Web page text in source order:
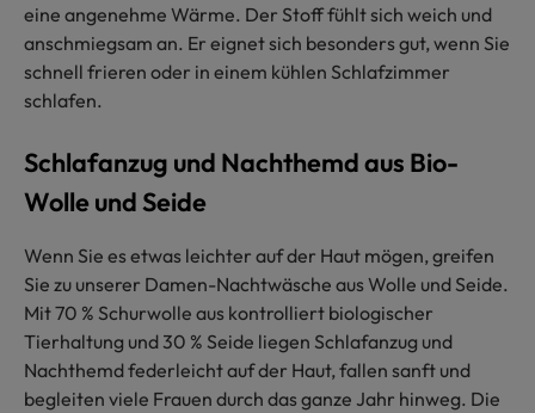
eine angenehme Wärme. Der Stoff fühlt sich weich und
anschmiegsam an. Er eignet sich besonders gut, wenn Sie
schnell frieren oder in einem kühlen Schlafzimmer
schlafen.
Schlafanzug und Nachthemd aus Bio-
Wolle und Seide
Wenn Sie es etwas leichter auf der Haut mögen, greifen
Sie zu unserer Damen-Nachtwäsche aus Wolle und Seide.
Mit 70 % Schurwolle aus kontrolliert biologischer
Tierhaltung und 30 % Seide liegen Schlafanzug und
Nachthemd federleicht auf der Haut, fallen sanft und
begleiten viele Frauen durch das ganze Jahr hinweg. Die